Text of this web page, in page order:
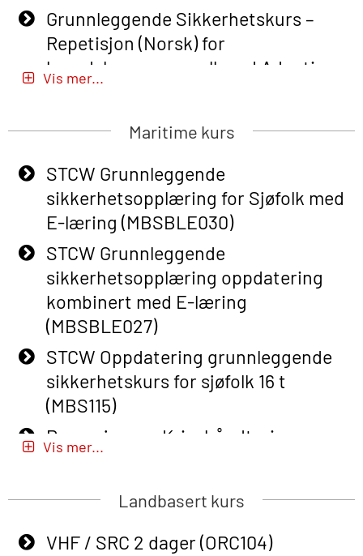
Grunnleggende Sikkerhetskurs –
Repetisjon (Norsk) for
beredskapspersonell med Adaptive
E-læring (OBSBLE051)
Basic Safety Training (English) – with
Adaptive E-learning (OBSBLE047)
Basic Safety Training – Refresher
Course (English) with E-learning
(OBSBLE048)
Basic Safety Training – Refresher
Course (English) (OBS1063)
Basic Safety Training – Refresher
Course (English) for emergency
response personnel with Adaptive E-
learning (OBSBLE050)
Helikopterevakuering inkl pustelunge
med adaptive e-læring (OSEBLE018)
Airpocket with E-learning (English)
Additional Basic Safety Training for
Vis mer...
Maritime kurs
STCW Grunnleggende
sikkerhetsopplæring for Sjøfolk med
E-læring (MBSBLE030)
STCW Grunnleggende
sikkerhetsopplæring oppdatering
kombinert med E-læring
(MBSBLE027)
STCW Oppdatering grunnleggende
sikkerhetskurs for sjøfolk 16 t
(MBS115)
Passasjer- og Krisehåndtering
(MBSBLE020)
Passasjer- og Krisehåndtering
oppdatering (MBSBLE019)
STCW Grunnleggende
Vis mer...
Landbasert kurs
VHF / SRC 2 dager (ORC104)